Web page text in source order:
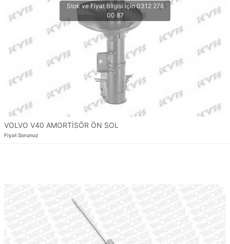
VOLVO V40 AMORTİSÖR ÖN SOL
Fiyat Sorunuz